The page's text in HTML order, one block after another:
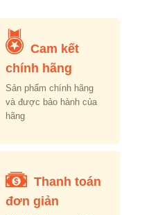
Cam kết
chính hãng
Sản phẩm chính hãng
và được bảo hành của
hãng
Thanh toán
đơn giản